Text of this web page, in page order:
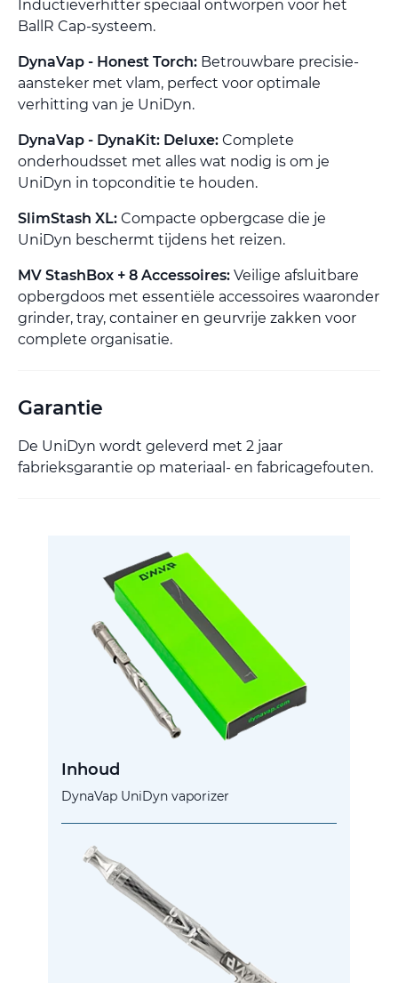
Inductieverhitter speciaal ontworpen voor het
BallR Cap-systeem.
DynaVap - Honest Torch: Betrouwbare precisie-
aansteker met vlam, perfect voor optimale
verhitting van je UniDyn.
DynaVap - DynaKit: Deluxe: Complete
onderhoudsset met alles wat nodig is om je
UniDyn in topconditie te houden.
SlimStash XL: Compacte opbergcase die je
UniDyn beschermt tijdens het reizen.
MV StashBox + 8 Accessoires: Veilige afsluitbare
opbergdoos met essentiële accessoires waaronder
grinder, tray, container en geurvrije zakken voor
complete organisatie.
Garantie
De UniDyn wordt geleverd met 2 jaar
fabrieksgarantie op materiaal- en fabricagefouten.
Inhoud
DynaVap UniDyn vaporizer